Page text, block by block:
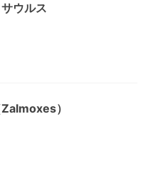
ウルス
）